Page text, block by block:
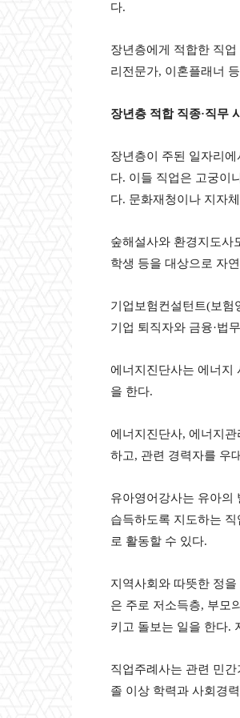
다.
장년층에게 적합한 직
리전문가, 이혼플래너
장년층 적합 직종·직무
장년층이 주된 일자리
다. 이들 직업은 고궁이
다. 문화재청이나 지자
숲해설사와 환경지도사
학생 등을 대상으로 자
기업보험컨설턴트(보험
기업 퇴직자와 금융·법무
에너지진단사는 에너지
을 한다.
에너지진단사, 에너지관
하고, 관련 경력자를 우
유아영어강사는 유아의
습득하도록 지도하는 직
로 활동할 수 있다.
지역사회와 따뜻한 정
은 주로 저소득층, 부모
키고 돌보는 일을 한다.
직업주례사는 관련 민
졸 이상 학력과 사회경력